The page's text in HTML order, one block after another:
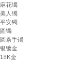
麻花镯
美人镯
平安镯
圆镯
圆条手镯
银镀金
18K金